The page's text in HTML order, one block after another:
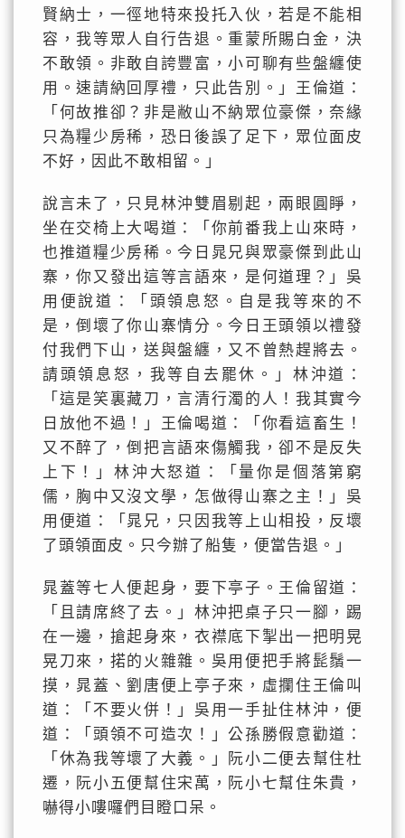
賢納士，一徑地特來投托入伙，若是不能相
容，我等眾人自行告退。重蒙所賜白金，決
不敢領。非敢自誇豐富，小可聊有些盤纏使
用。速請納回厚禮，只此告別。」王倫道：
「何故推卻？非是敝山不納眾位豪傑，奈緣
只為糧少房稀，恐日後誤了足下，眾位面皮
不好，因此不敢相留。」
說言未了，只見林沖雙眉剔起，兩眼圓睜，
坐在交椅上大喝道：「你前番我上山來時，
也推道糧少房稀。今日晁兄與眾豪傑到此山
寨，你又發出這等言語來，是何道理？」吳
用便說道：「頭領息怒。自是我等來的不
是，倒壞了你山寨情分。今日王頭領以禮發
付我們下山，送與盤纏，又不曾熱趕將去。
請頭領息怒，我等自去罷休。」林沖道：
「這是笑裏藏刀，言清行濁的人！我其實今
日放他不過！」王倫喝道：「你看這畜生！
又不醉了，倒把言語來傷觸我，卻不是反失
上下！」林沖大怒道：「量你是個落第窮
儒，胸中又沒文學，怎做得山寨之主！」吳
用便道：「晁兄，只因我等上山相投，反壞
了頭領面皮。只今辦了船隻，便當告退。」
晁蓋等七人便起身，要下亭子。王倫留道：
「且請席終了去。」林沖把桌子只一腳，踢
在一邊，搶起身來，衣襟底下掣出一把明晃
晃刀來，掿的火雜雜。吳用便把手將髭鬚一
摸，晁蓋、劉唐便上亭子來，虛攔住王倫叫
道：「不要火併！」吳用一手扯住林沖，便
道：「頭領不可造次！」公孫勝假意勸道：
「休為我等壞了大義。」阮小二便去幫住杜
遷，阮小五便幫住宋萬，阮小七幫住朱貴，
嚇得小嘍囉們目瞪口呆。